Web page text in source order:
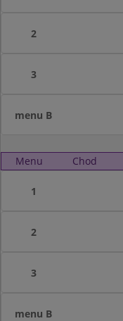
2
3
menu B
Menu Chod
1
2
3
menu B